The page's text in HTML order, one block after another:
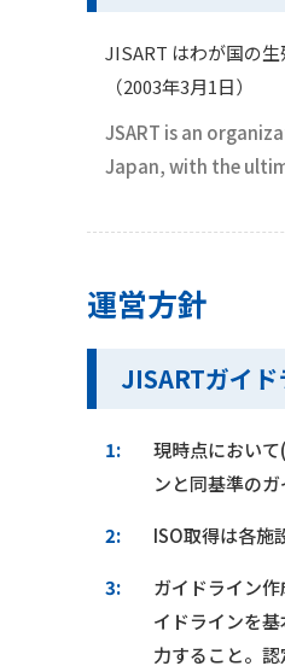
JISART はわが国の
（2003年3月1日）
JSART is an
Japan, with the
運営方針
JISARTガイ
1:
現時点におい
ンと同基準の
2: ISO取得は各施
3:
ガイドライン
イドラインを
力すること。